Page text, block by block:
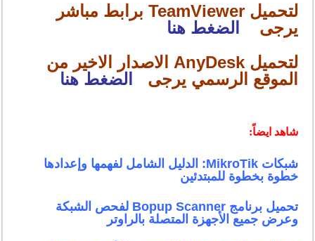
لتحميل TeamViewer برابط مباشر
يرجى
الضغط هنا
لتحميل AnyDesk الاصدار الاخير من
الموقع الرسمي يرجى
الضغط هنا
شاهد ايضاً:
شبكات MikroTik: الدليل الشامل لفهمها وإعدادها
خطوة بخطوة للمبتدئين
تحميل برنامج Bopup Scanner لفحص الشبكة
وعرض جميع الأجهزة المتصلة بالراوتر